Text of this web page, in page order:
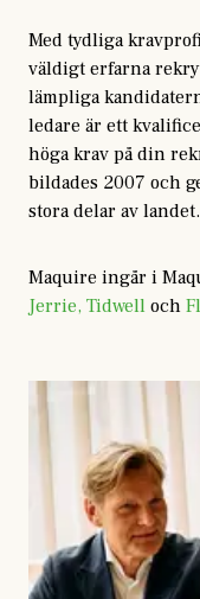
Med tydliga
väldigt erfarna
lämpliga
ledare är ett
höga krav på din
bildades 2007 och
stora delar av landet.
Maquire ingår i
Jerrie, Tidwell och